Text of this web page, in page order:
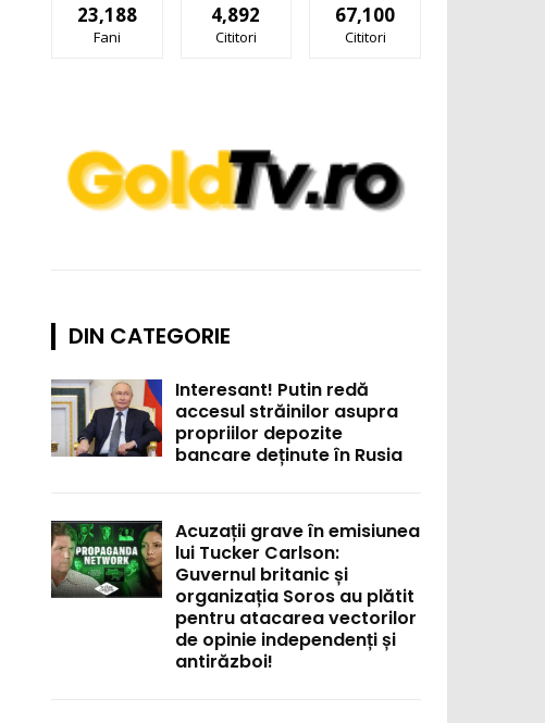
23,188
Fani
4,892
Cititori
67,100
Cititori
DIN CATEGORIE
Interesant! Putin redă
accesul străinilor asupra
propriilor depozite
bancare deținute în Rusia
Acuzații grave în emisiunea
lui Tucker Carlson:
Guvernul britanic și
organizația Soros au plătit
pentru atacarea vectorilor
de opinie independenți și
antirăzboi!